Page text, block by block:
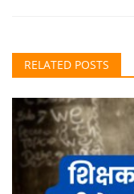
RELATED POSTS